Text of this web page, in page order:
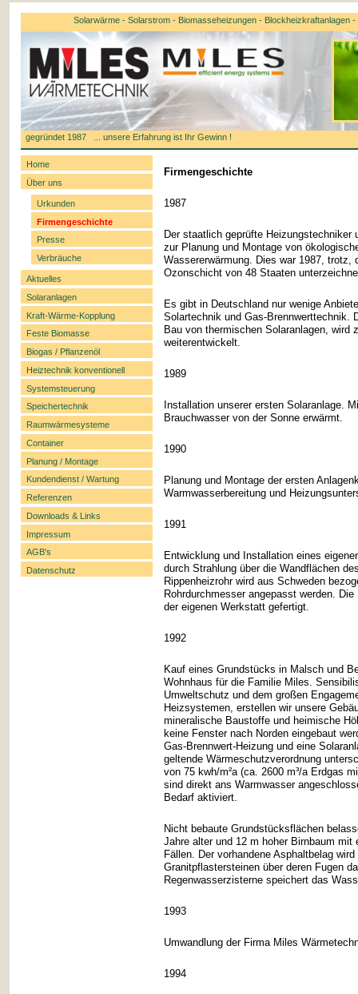
Solarwärme - Solarstrom - Biomasseheizungen -
gegründet 1987 ... unsere Erfahrung ist Ihr Gewinn !
Home
Über uns
Urkunden
Firmengeschichte
Presse
Verbräuche
Aktuelles
Solaranlagen
Kraft-Wärme-Kopplung
Feste Biomasse
Biogas / Pflanzenöl
Heiztechnik konventionell
Systemsteuerung
Speichertechnik
Raumwärmesysteme
Container
Planung / Montage
Kundendienst / Wartung
Referenzen
Downloads & Links
Impressum
AGB's
Datenschutz
Firmengeschichte
1987
Der staatlich geprüfte
zur Planung und Montage von
Wassererwärmung. Dies war 1987,
Ozonschicht von 48 Staaten
Es gibt in Deutschland nur wenige
Solartechnik und Gas-Brennwerttechnik.
Bau von thermischen Solaranlagen,
weiterentwickelt.
1989
Installation unserer ersten Solaranlage.
Brauchwasser von der Sonne erwärmt.
1990
Planung und Montage der ersten
Warmwasserbereitung und
1991
Entwicklung und Installation eines
durch Strahlung über die Wandflächen
Rippenheizrohr wird aus Schweden
Rohrdurchmesser angepasst werden.
der eigenen Werkstatt gefertigt.
1992
Kauf eines Grundstücks in Malsch und
Wohnhaus für die Familie Miles.
Umweltschutz und dem großen
Heizsystemen, erstellen wir unsere
mineralische Baustoffe und heimische
keine Fenster nach Norden eingebaut
Gas-Brennwert-Heizung und eine
geltende Wärmeschutzverordnung
von 75 kwh/m²a (ca. 2600 m³/a Erdgas
sind direkt ans Warmwasser
Bedarf aktiviert.
Nicht bebaute Grundstücksflächen
Jahre alter und 12 m hoher Birnbaum
Fällen. Der vorhandene Asphaltbelag
Granitpflastersteinen über deren Fugen
Regenwasserzisterne speichert das
1993
Umwandlung der Firma Miles
1994